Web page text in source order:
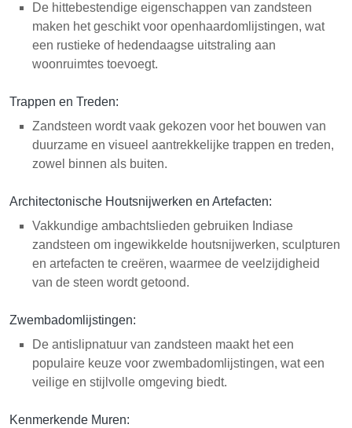
De hittebestendige eigenschappen van zandsteen
maken het geschikt voor openhaardomlijstingen, wat
een rustieke of hedendaagse uitstraling aan
woonruimtes toevoegt.
Trappen en Treden:
Zandsteen wordt vaak gekozen voor het bouwen van
duurzame en visueel aantrekkelijke trappen en treden,
zowel binnen als buiten.
Architectonische Houtsnijwerken en Artefacten:
Vakkundige ambachtslieden gebruiken Indiase
zandsteen om ingewikkelde houtsnijwerken, sculpturen
en artefacten te creëren, waarmee de veelzijdigheid
van de steen wordt getoond.
Zwembadomlijstingen:
De antislipnatuur van zandsteen maakt het een
populaire keuze voor zwembadomlijstingen, wat een
veilige en stijlvolle omgeving biedt.
Kenmerkende Muren: